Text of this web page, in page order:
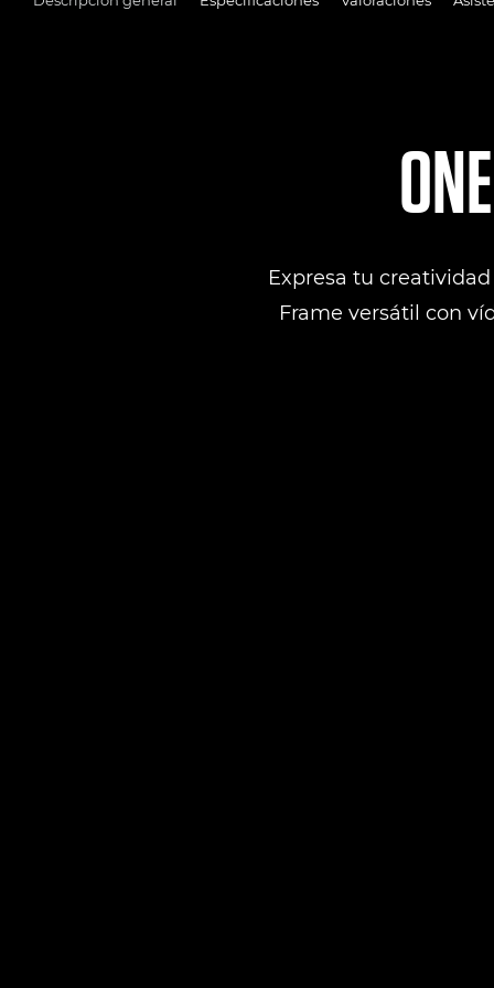
Expresa tu
Frame versátil con